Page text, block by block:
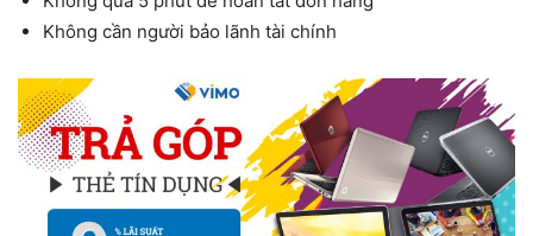
Không cần người bảo lãnh tài chính